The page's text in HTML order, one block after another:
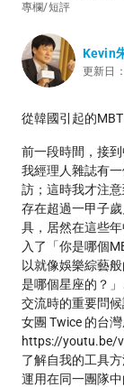
專欄/短評
Kevin
更新日
從韓國引起的
前一段時間，接
我經理人雜誌有
訪；這時我才注
存在超過一甲子
具，居然在這些
入了「你是哪個
以就像娛樂綜藝
是哪個星座的？
交流時的重要問
女團 Twice 的台
https://youtu.be/
了解自我的工具
運用在同一團隊